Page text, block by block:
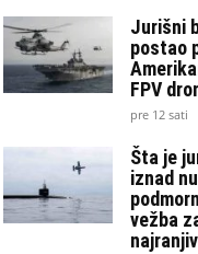
Jurišni
postao
FPV
pre 12 sati
Šta je
iznad
vežba